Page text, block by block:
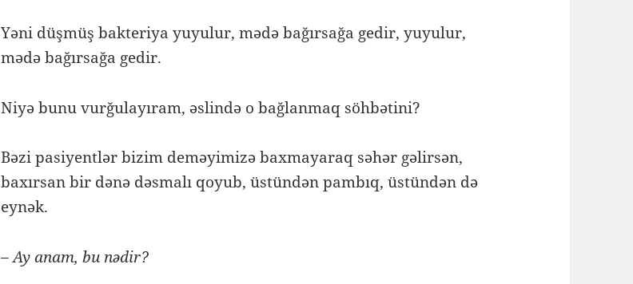
Yəni düşmüş bakteriya yuyulur, mədə bağırsağa gedir, yuyulur,
mədə bağırsağa gedir.
Niyə bunu vurğulayıram, əslində o bağlanmaq söhbətini?
Bəzi pasiyentlər bizim deməyimizə baxmayaraq səhər gəlirsən,
baxırsan bir dənə dəsmalı qoyub, üstündən pambıq, üstündən də
eynək.
– Ay anam, bu nədir?